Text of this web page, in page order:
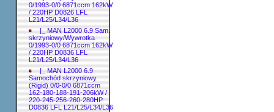
0/1993-0/0 6871ccm 162kW
/ 220HP D0826 LFL
L21/L25/L34/L36
|_ MAN L2000 6.9 Sam.
skrzyniowy/Wywrotka
0/1993-0/0 6871ccm 162kW
/ 220HP D0836 LFL
L21/L25/L34/L36
|_ MAN L2000 6.9
Samochód skrzyniowy
(Rigid) 0/0-0/0 6871ccm
162-180-188-191-206kW /
220-245-256-260-280HP
D0836 LFL L21/L25/L34/L36